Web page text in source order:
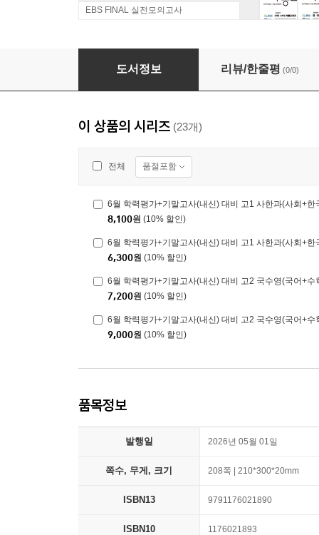
EBS FINAL 실전모의고사
6월 학력평가+기말고사(내신) 대비 고1 국수영
도서정보 리뷰/한줄평 (0/0)
이 상품의 시리즈 (23개)
전체 품절포함
8,100원 (10% 할인)
6,300원 (10% 할인)
6월 학력평가+기말고사(내신) 대비 고2 국수영(국어+
7,200원 (10% 할인)
6월 학력평가+기말고사(내신) 대비 고2 국수영(국어+
9,000원 (10% 할인)
품목정보
발행일 2026년 05월 01일
쪽수, 무게, 크기 208쪽 | 210*300*20mm
ISBN13 9791176021890
ISBN10 1176021893